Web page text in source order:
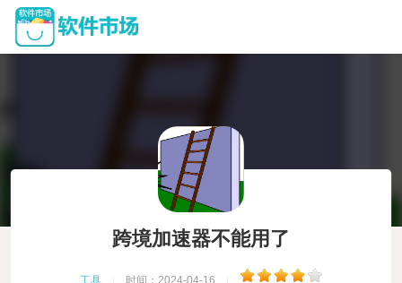
跨境加速器不能用了
工具 时间：2024-04-16